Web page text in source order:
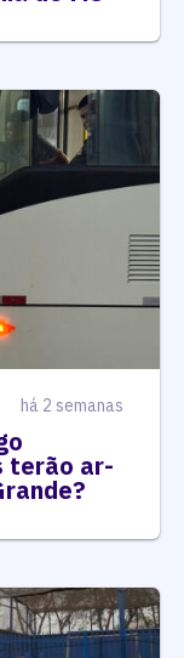
há 2 semanas
terão ar-